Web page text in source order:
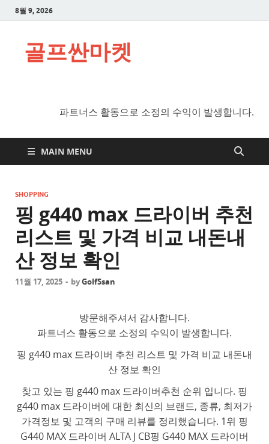
8월 9, 2026
골프싼마켓
파트너스 활동으로 소정의 수익이 발생합니다.
MAIN MENU
SHOPPING
핑 g440 max 드라이버 추천
리스트 및 가격 비교 내돈내
산 정보 확인
11월 17, 2025 - byGolfSsan
방문해주셔서 감사합니다.
파트너스 활동으로 소정의 수익이 발생합니다.
핑 g440 max 드라이버 추천 리스트 및 가격 비교 내돈내
산 정보 확인
찾고 있는 핑 g440 max 드라이버추천 순위 입니다. 핑
g440 max 드라이버에 대한 최신의 브랜드, 종류, 최저가
가격정보 및 고객의 구매 리뷰를 정리했습니다. 1위 핑
G440 MAX 드라이버 ALTA J CB핑 G440 MAX 드라이버